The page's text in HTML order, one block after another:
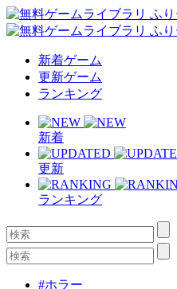
新着ゲーム
更新ゲーム
ランキング
新着
更新
ランキング
#ホラー